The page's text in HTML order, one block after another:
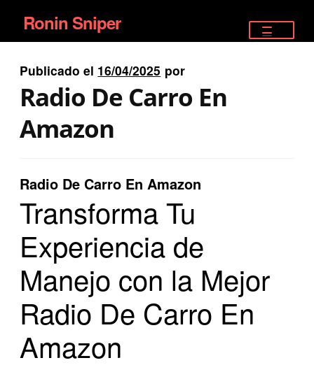
Ir
a
la
navegación
Ir
al
contenido
Ronin Sniper
EQUIPAMIENTO ÉLITE
SATELITALES
Publicado el 16/04/2025 por
Radio De Carro En
Amazon
Radio De Carro En Amazon
Transforma Tu
Experiencia de
Manejo con la Mejor
Radio De Carro En
Amazon